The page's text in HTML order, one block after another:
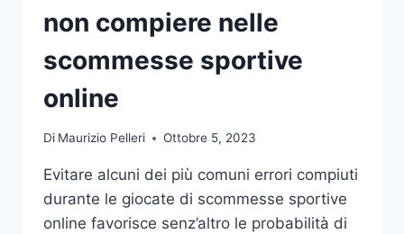
APPARECCHIATURE
DA
non compiere nelle
scommesse sportive
online
Di Maurizio Pelleri Ottobre 5, 2023
Evitare alcuni dei più comuni errori compiuti
durante le giocate di scommesse sportive
online favorisce senz’altro le probabilità di